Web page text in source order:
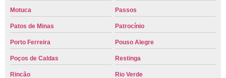
Motuca Passos
Patos de Minas Patrocínio
Porto Ferreira Pouso Alegre
Poços de Caldas Restinga
Rincão Rio Verde